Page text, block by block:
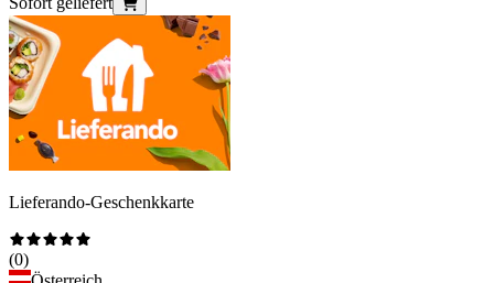
Lieferando-Geschenkkarte
(0)